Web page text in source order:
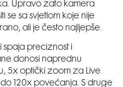
Upravo zato kamera
se sa svjetlom koje nije
ali je često najljepše.
spaja preciznost i
donosi naprednu
5x optički zoom za Live
120x povećanja. S druge